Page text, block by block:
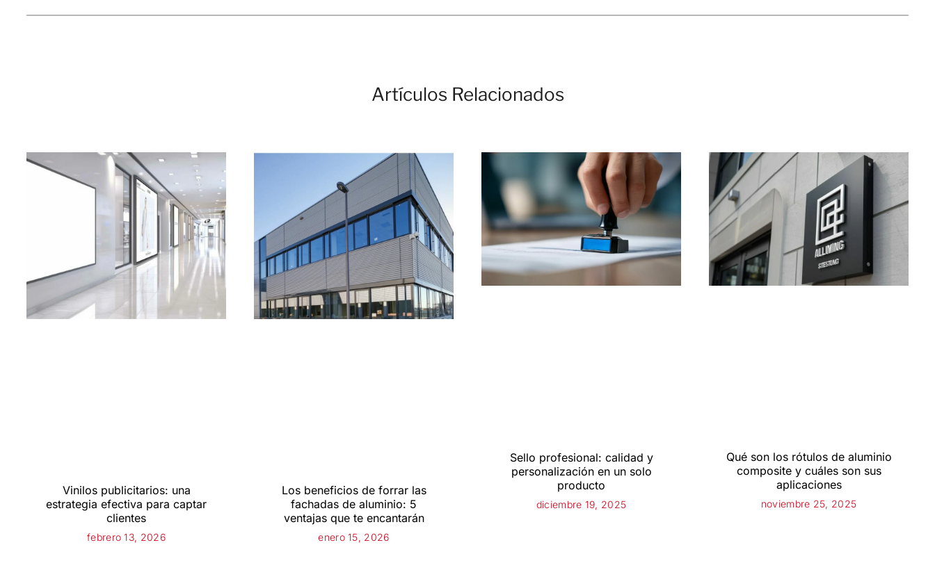
Artículos Relacionados
Vinilos publicitarios: una
estrategia efectiva para captar
clientes
febrero 13, 2026
Los beneficios de forrar las
fachadas de aluminio: 5
ventajas que te encantarán
enero 15, 2026
Sello profesional: calidad y
personalización en un solo
producto
diciembre 19, 2025
Qué son los rótulos de aluminio
composite y cuáles son sus
aplicaciones
noviembre 25, 2025